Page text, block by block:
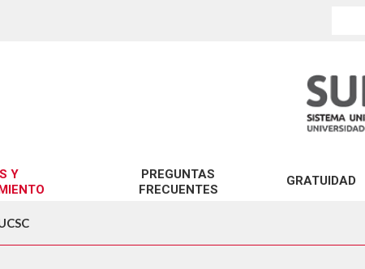
Y
PREGUNTAS
FRECUENTES
SOBRE BECAS Y CRÉDITOS
GRATUIDAD